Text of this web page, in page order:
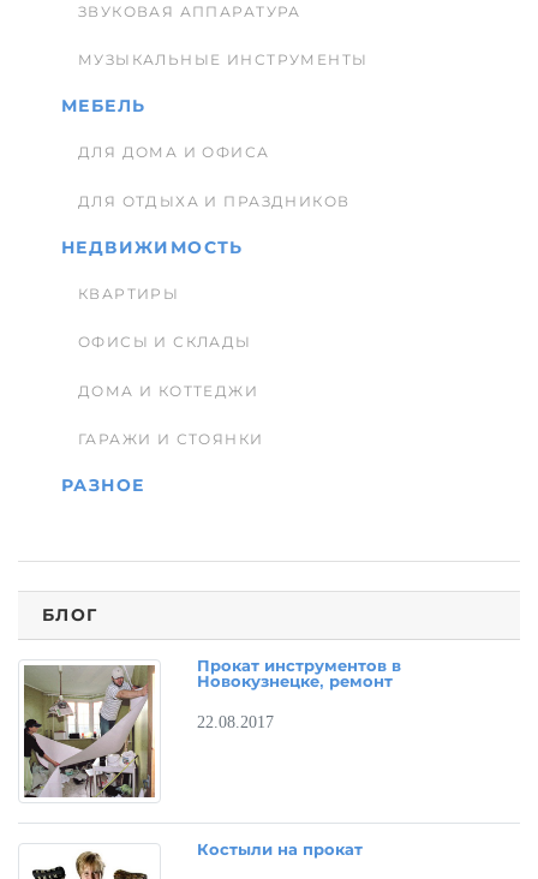
ЗВУКОВАЯ АППАРАТУРА
МУЗЫКАЛЬНЫЕ ИНСТРУМЕНТЫ
МЕБЕЛЬ
ДЛЯ ДОМА И ОФИСА
ДЛЯ ОТДЫХА И ПРАЗДНИКОВ
НЕДВИЖИМОСТЬ
КВАРТИРЫ
ОФИСЫ И СКЛАДЫ
ДОМА И КОТТЕДЖИ
ГАРАЖИ И СТОЯНКИ
РАЗНОЕ
БЛОГ
Прокат инструментов в
Новокузнецке, ремонт
22.08.2017
Костыли на прокат